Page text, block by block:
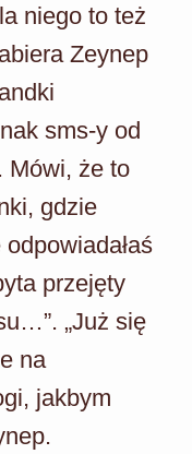
niego to też
Zeynep
sms-y od
Mówi, że to
gdzie
przejęty
„Już się
na
jakbym